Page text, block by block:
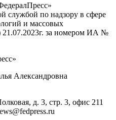
службой по надзору в сфере
и массовых
21.07.2023г. за номером ИА №
Александровна
д. 3, стр. 3, офис 211